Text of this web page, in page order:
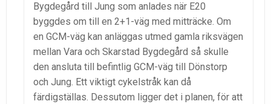
Bygdegård till Jung som anlades när E20
byggdes om till en 2+1-väg med mitträcke. Om
en GCM-väg kan anläggas utmed gamla riksvägen
mellan Vara och Skarstad Bygdegård så skulle
den ansluta till befintlig GCM-väg till Dönstorp
och Jung. Ett viktigt cykelstråk kan då
färdigställas. Dessutom ligger det i planen, för att